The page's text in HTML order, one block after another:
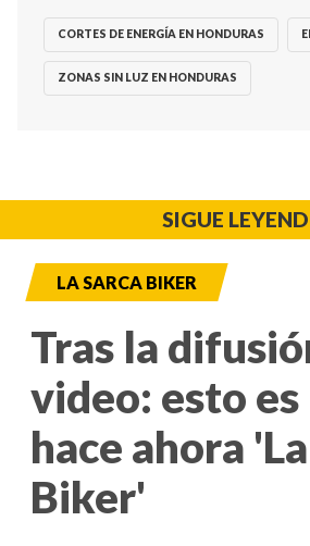
CORTES DE ENERGÍA EN HONDURAS
ZONAS SIN LUZ EN HONDURAS
SIGUE
LA SARCA BIKER
Tras la
video: esto
hace ahora
Biker'